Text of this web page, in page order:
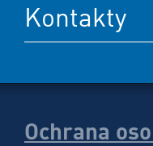
Kontakty
Ochrana